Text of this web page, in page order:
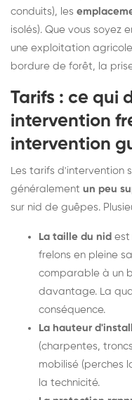
conduits), les
isolés). Que vous soyez
une exploitation
bordure de forêt, la
Tarifs : ce qui
intervention
intervention
Les tarifs d'intervention
généralement un peu
sur nid de guêpes.
La taille du nid est
frelons en pleine
comparable à un
davantage. La
conséquence.
La hauteur
(charpentes,
mobilisé (perches
la technicité.